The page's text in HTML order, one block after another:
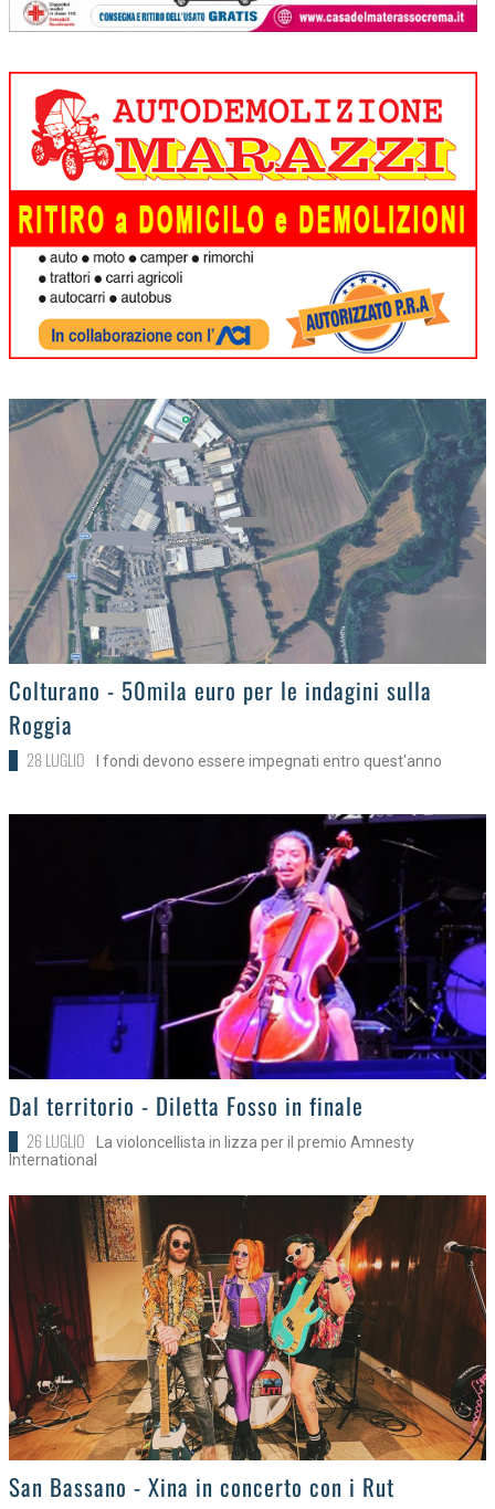
>
Colturano - 50mila euro per le indagini sulla
Roggia
28 LUGLIO I fondi devono essere impegnati entro quest'anno
>
Dal territorio - Diletta Fosso in finale
26 LUGLIO
La violoncellista in lizza per il premio Amnesty
International
>
San Bassano - Xina in concerto con i Rut